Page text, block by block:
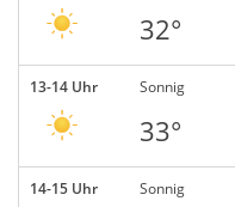
32°
13-14 Uhr Sonnig
33°
14-15 Uhr Sonnig